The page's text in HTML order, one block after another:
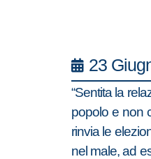
23
“Sentita la
popolo e non
rinvia le
nel male, ad